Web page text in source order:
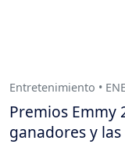
Entretenimiento •
Premios Emmy
ganadores y